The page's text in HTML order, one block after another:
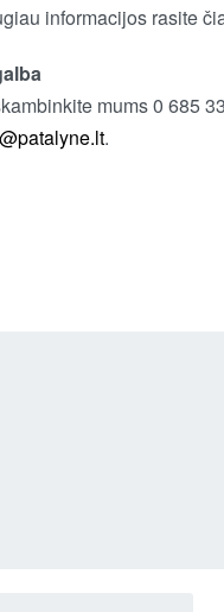
informacijos rasite
mums 0 685
.